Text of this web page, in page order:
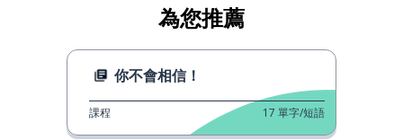
為您推薦
你不會相信！
課程 17 單字/短語